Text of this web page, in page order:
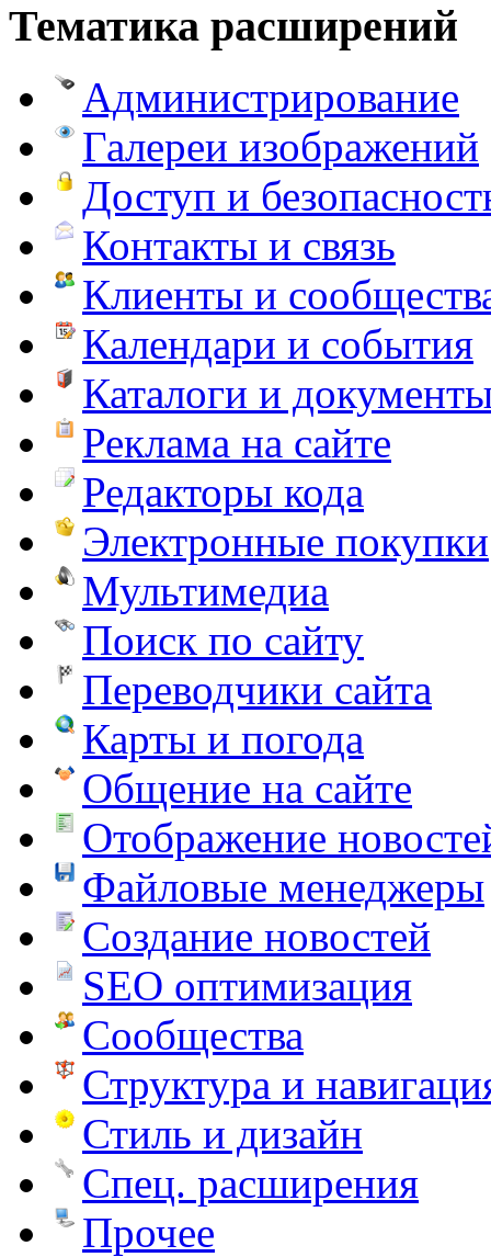
Тематика расширений
Администрирование
Галереи изображений
Доступ и
Контакты и связь
Клиенты и
Календари и события
Каталоги и
Реклама на сайте
Редакторы кода
Электронные покупки
Мультимедиа
Поиск по сайту
Переводчики сайта
Карты и погода
Общение на сайте
Отображение
Файловые менеджеры
Создание новостей
SEO оптимизация
Сообщества
Структура и
Стиль и дизайн
Спец. расширения
Прочее